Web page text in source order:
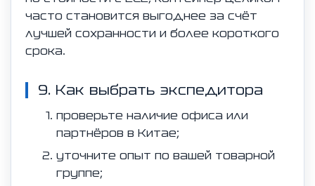
часто становится выгоднее за счёт
лучшей сохранности и более короткого
срока.
9. Как выбрать экспедитора
проверьте наличие офиса или
партнёров в Китае;
уточните опыт по вашей товарной
группе;